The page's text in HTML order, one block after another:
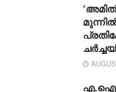
എ.ഐ.